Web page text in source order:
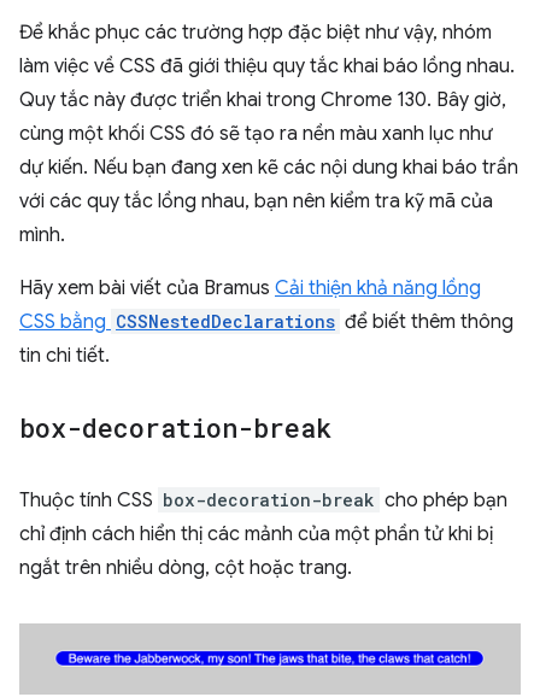
Để khắc phục các trường hợp đặc biệt như vậy, nhóm
làm việc về CSS đã giới thiệu quy tắc khai báo lồng nhau.
Quy tắc này được triển khai trong Chrome 130. Bây giờ,
cùng một khối CSS đó sẽ tạo ra nền màu xanh lục như
dự kiến. Nếu bạn đang xen kẽ các nội dung khai báo trần
với các quy tắc lồng nhau, bạn nên kiểm tra kỹ mã của
mình.
Hãy xem bài viết của Bramus Cải thiện khả năng lồng
CSS bằng CSSNestedDeclarations để biết thêm thông
tin chi tiết.
box-decoration-break
Thuộc tính CSS box-decoration-break cho phép bạn
chỉ định cách hiển thị các mảnh của một phần tử khi bị
ngắt trên nhiều dòng, cột hoặc trang.